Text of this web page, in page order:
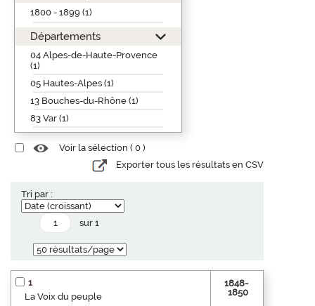
1800 - 1899 (1)
Départements
04 Alpes-de-Haute-Provence
(1)
05 Hautes-Alpes (1)
13 Bouches-du-Rhône (1)
83 Var (1)
Voir la sélection ( 0 )
Exporter tous les résultats en CSV
Tri par :
sur 1
1
La Voix du peuple
1848-
1850